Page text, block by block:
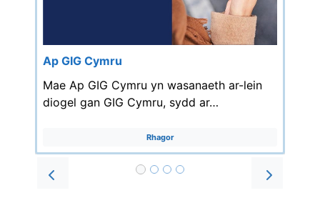
Ap GIG Cymru
Mae Ap GIG Cymru yn wasanaeth ar-lein
diogel gan GIG Cymru, sydd ar…
Rhagor
Prev Next